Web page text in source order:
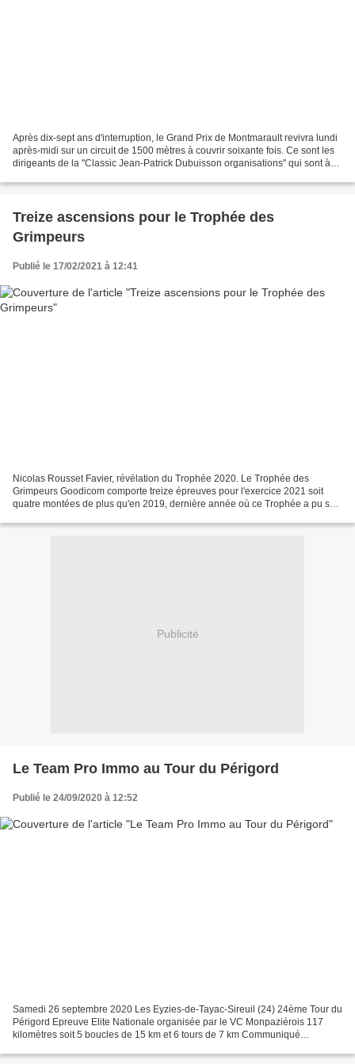
Après dix-sept ans d'interruption, le Grand Prix de Montmarault revivra lundi
après-midi sur un circuit de 1500 mètres à couvrir soixante fois. Ce sont les
dirigeants de la "Classic Jean-Patrick Dubuisson organisations" qui sont à
Treize ascensions pour le Trophée des
Grimpeurs
Publié le 17/02/2021 à 12:41
Nicolas Rousset Favier, révélation du Trophée 2020. Le Trophée des
Grimpeurs Goodicom comporte treize épreuves pour l'exercice 2021 soit
quatre montées de plus qu'en 2019, dernière année où ce Trophée a pu se
Publicité
Le Team Pro Immo au Tour du Périgord
Publié le 24/09/2020 à 12:52
Samedi 26 septembre 2020 Les Eyzies-de-Tayac-Sireuil (24) 24ème Tour du
Périgord Epreuve Elite Nationale organisée par le VC Monpaziérois 117
kilomètres soit 5 boucles de 15 km et 6 tours de 7 km Communiqué